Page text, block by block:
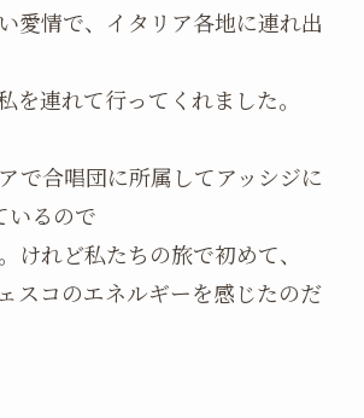
愛情で、イタリア各地に連れ出
を連れて行ってくれました。
で合唱団に所属してアッシジに
いるので
けれど私たちの旅で初めて、
スコのエネルギーを感じたのだ